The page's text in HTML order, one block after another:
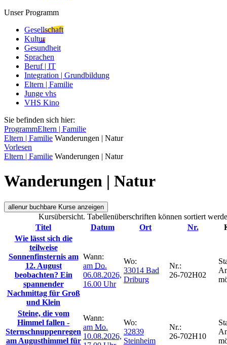
Unser Programm
Gesellschaft
Kultur
Gesundheit
Sprachen
Beruf | IT
Integration | Grundbildung
Eltern | Familie
Junge vhs
VHS Kino
Sie befinden sich hier:
ProgrammEltern | Familie
Eltern | Familie Wanderungen | Natur
Vorlesen
Eltern | Familie Wanderungen | Natur
Wanderungen | Natur
allenur buchbare Kurse anzeigen
Kursübersicht. Tabellenüberschriften können sortiert
Titel
Datum Ort Nr.
Wie lässt sich die
teilweise
Sonnenfinsternis am
12. August
beobachten? Ein
spannender
Nachmittag für Groß
und Klein
Wann:
am Do.
06.08.2026,
16.00 Uhr
Wo:
33014 Bad
Driburg
Nr.:
26-702H02
Steine, die vom
Himmel fallen -
Sternschnuppenregen
am Augusthimmel für
Wann:
am Mo.
10.08.2026,
Wo:
32839
Steinheim
Nr.:
26-702H10